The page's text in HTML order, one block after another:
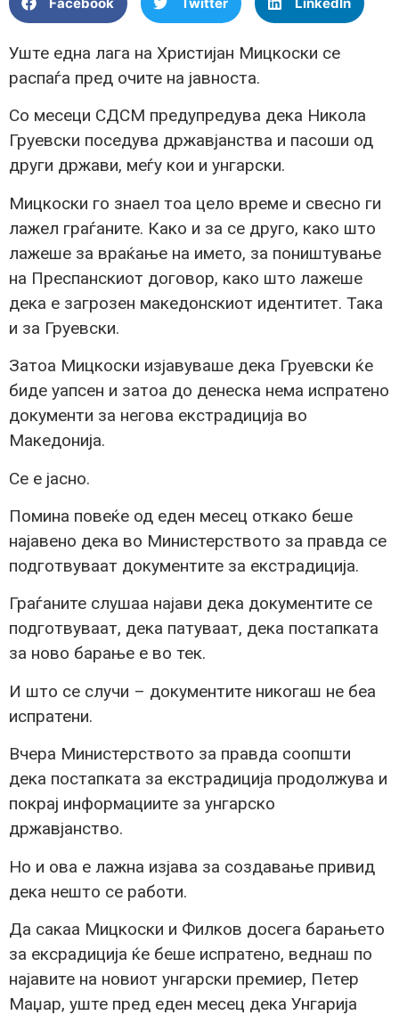
Уште една лага на Христијан Мицкоски се
распаѓа пред очите на јавноста.
Со месеци СДСМ предупредува дека Никола
Груевски поседува државјанства и пасоши од
други држави, меѓу кои и унгарски.
Мицкоски го знаел тоа цело време и свесно ги
лажел граѓаните. Како и за се друго, како што
лажеше за враќање на името, за поништување
на Преспанскиот договор, како што лажеше
дека е загрозен македонскиот идентитет. Така
и за Груевски.
Затоа Мицкоски изјавуваше дека Груевски ќе
биде уапсен и затоа до денеска нема испратено
документи за негова екстрадиција во
Македонија.
Се е јасно.
Помина повеќе од еден месец откако беше
најавено дека во Министерството за правда се
подготвуваат документите за екстрадиција.
Граѓаните слушаа најави дека документите се
подготвуваат, дека патуваат, дека постапката
за ново барање е во тек.
И што се случи – документите никогаш не беа
испратени.
Вчера Министерството за правда соопшти
дека постапката за екстрадиција продолжува и
покрај информациите за унгарско
државјанство.
Но и ова е лажна изјава за создавање привид
дека нешто се работи.
Да сакаа Мицкоски и Филков досега барањето
за ексрадиција ќе беше испратено, веднаш по
најавите на новиот унгарски премиер, Петер
Маџар, уште пред еден месец дека Унгарија